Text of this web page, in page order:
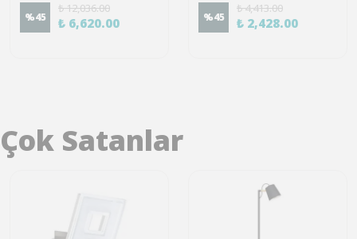
%45
₺ 12,036.00
₺ 6,620.00 %45
₺ 4,413.00
₺ 2,428.00
Çok Satanlar